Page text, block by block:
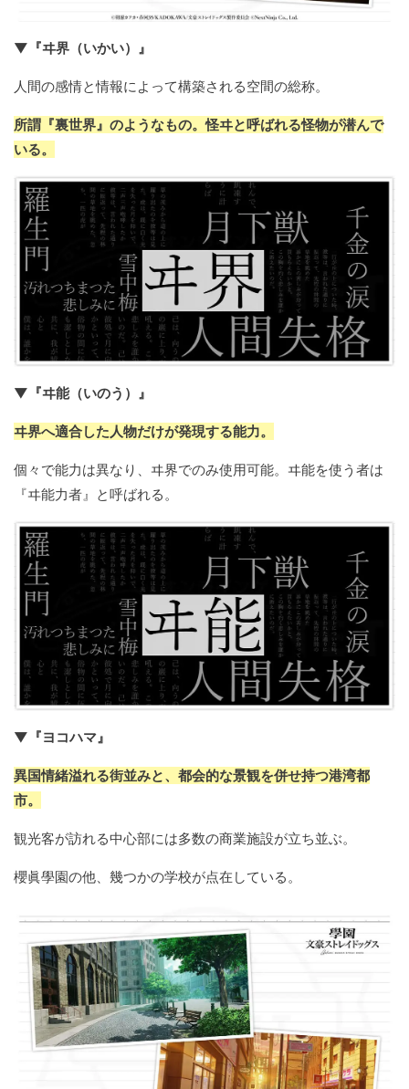
▼『ヰ界（いかい）』
人間の感情と情報によって構築される空間の総称。
所謂『裏世界』のようなもの。怪ヰと呼ばれる怪物が潜んで
いる。
▼『ヰ能（いのう）』
ヰ界へ適合した人物だけが発現する能力。
個々で能力は異なり、ヰ界でのみ使用可能。ヰ能を使う者は
『ヰ能力者』と呼ばれる。
▼『ヨコハマ』
異国情緒溢れる街並みと、都会的な景観を併せ持つ港湾都
市。
観光客が訪れる中心部には多数の商業施設が立ち並ぶ。
櫻眞學園の他、幾つかの学校が点在している。